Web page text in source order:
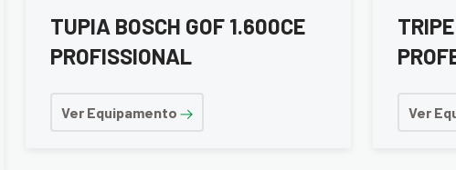
TUPIA BOSCH GOF 1.600CE
PROFISSIONAL
Ver Equipamento Ver